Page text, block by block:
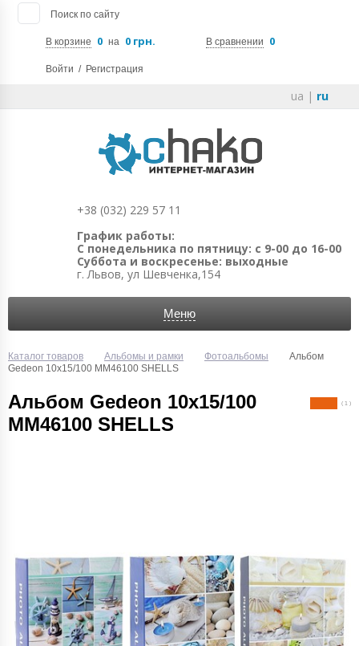
Поиск по сайту
В корзине 0 на 0 грн. В сравнении 0
Войти / Регистрация
ua | ru
+38 (032) 229 57 11
График работы:
С понедельника по пятницу: с 9-00 до 16-00
Суббота и воскресенье: выходные
г. Львов, ул Шевченка,154
Меню
Каталог товаров Альбомы и рамки Фотоальбомы
Альбом
Gedeon 10х15/100 MM46100 SHELLS
Альбом Gedeon 10х15/100
MM46100 SHELLS
( 1 )